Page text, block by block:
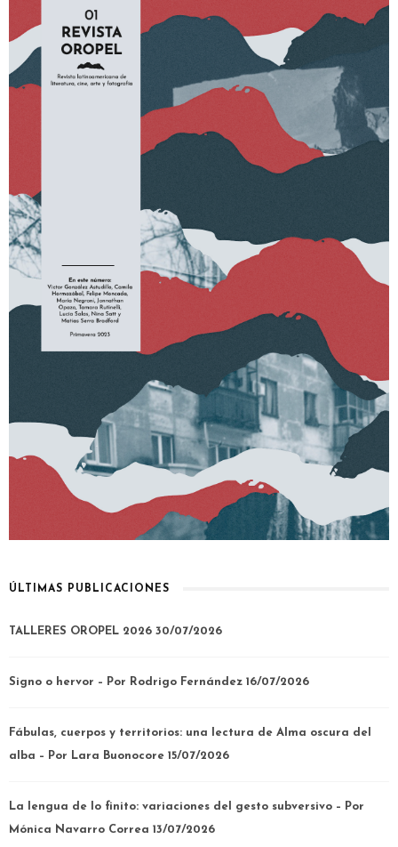
ÚLTIMAS PUBLICACIONES
TALLERES OROPEL 2026 30/07/2026
Signo o hervor – Por Rodrigo Fernández 16/07/2026
Fábulas, cuerpos y territorios: una lectura de Alma oscura del
alba – Por Lara Buonocore 15/07/2026
La lengua de lo finito: variaciones del gesto subversivo – Por
Mónica Navarro Correa 13/07/2026